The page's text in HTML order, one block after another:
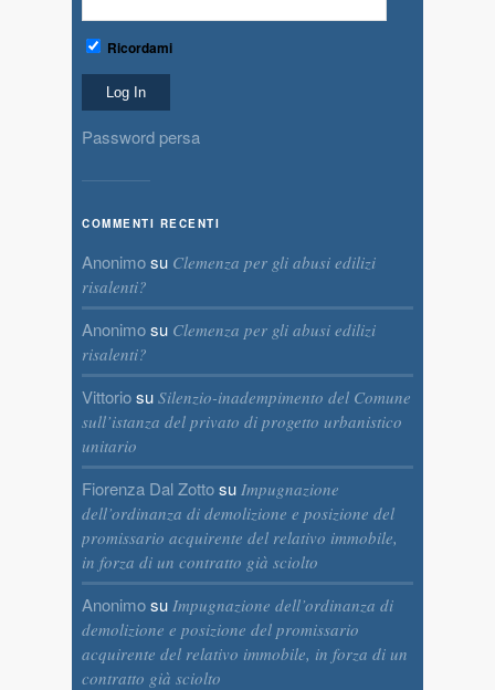
Ricordami
Password persa
COMMENTI RECENTI
Anonimosu Clemenza per gli abusi edilizi
risalenti?
Anonimosu Clemenza per gli abusi edilizi
risalenti?
Vittoriosu Silenzio-inadempimento del Comune
sull’istanza del privato di progetto urbanistico
unitario
Fiorenza Dal Zottosu Impugnazione
dell’ordinanza di demolizione e posizione del
promissario acquirente del relativo immobile,
in forza di un contratto già sciolto
Anonimosu Impugnazione dell’ordinanza di
demolizione e posizione del promissario
acquirente del relativo immobile, in forza di un
contratto già sciolto